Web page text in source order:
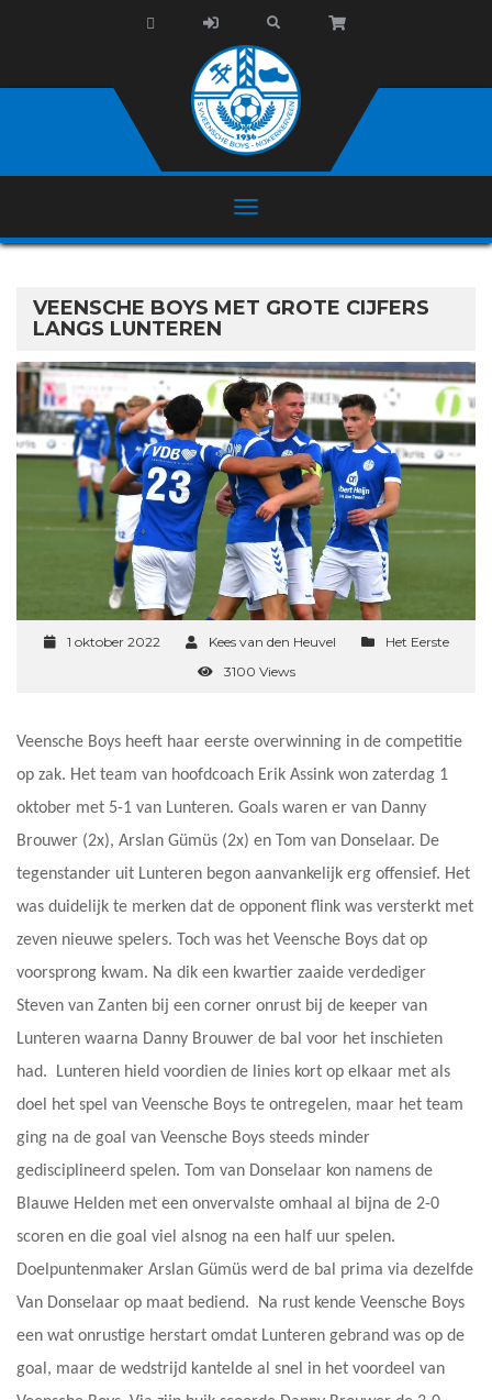
VEENSCHE BOYS MET GROTE CIJFERS
LANGS LUNTEREN
1 oktober 2022 Kees van den Heuvel
Het Eerste
3100 Views
Veensche Boys heeft haar eerste overwinning in de competitie
op zak. Het team van hoofdcoach Erik Assink won zaterdag 1
oktober met 5-1 van Lunteren. Goals waren er van Danny
Brouwer (2x), Arslan Gümüs (2x) en Tom van Donselaar. De
tegenstander uit Lunteren begon aanvankelijk erg offensief. Het
was duidelijk te merken dat de opponent flink was versterkt met
zeven nieuwe spelers. Toch was het Veensche Boys dat op
voorsprong kwam. Na dik een kwartier zaaide verdediger
Steven van Zanten bij een corner onrust bij de keeper van
Lunteren waarna Danny Brouwer de bal voor het inschieten
had. Lunteren hield voordien de linies kort op elkaar met als
doel het spel van Veensche Boys te ontregelen, maar het team
ging na de goal van Veensche Boys steeds minder
gedisciplineerd spelen. Tom van Donselaar kon namens de
Blauwe Helden met een onvervalste omhaal al bijna de 2-0
scoren en die goal viel alsnog na een half uur spelen.
Doelpuntenmaker Arslan Gümüs werd de bal prima via dezelfde
Van Donselaar op maat bediend. Na rust kende Veensche Boys
een wat onrustige herstart omdat Lunteren gebrand was op de
goal, maar de wedstrijd kantelde al snel in het voordeel van